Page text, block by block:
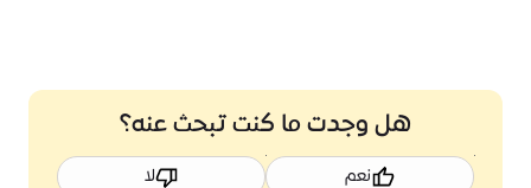
هل وجدت ما كنت تبحث عنه؟
نعم لا